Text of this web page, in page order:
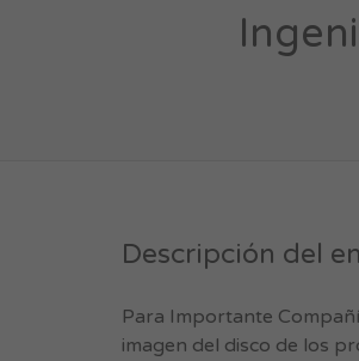
Descripción del
Para Importante
imagen del disco de los